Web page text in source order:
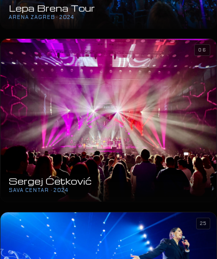
Lepa Brena Tour
ARENA ZAGREB · 2024
Sergej Ćetković
SAVA CENTAR · 2024
06
25